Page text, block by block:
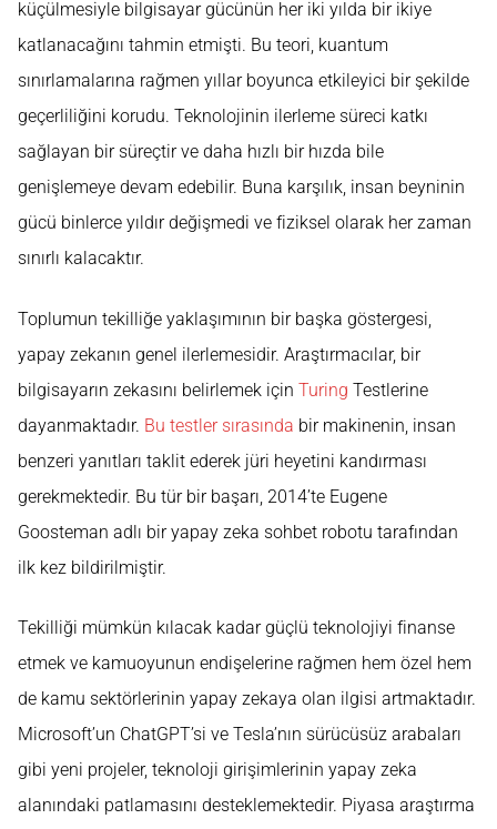
küçülmesiyle bilgisayar gücünün her iki yılda bir ikiye
katlanacağını tahmin etmişti. Bu teori, kuantum
sınırlamalarına rağmen yıllar boyunca etkileyici bir şekilde
geçerliliğini korudu. Teknolojinin ilerleme süreci katkı
sağlayan bir süreçtir ve daha hızlı bir hızda bile
genişlemeye devam edebilir. Buna karşılık, insan beyninin
gücü binlerce yıldır değişmedi ve fiziksel olarak her zaman
sınırlı kalacaktır.
Toplumun tekilliğe yaklaşımının bir başka göstergesi,
yapay zekanın genel ilerlemesidir. Araştırmacılar, bir
bilgisayarın zekasını belirlemek için Turing Testlerine
dayanmaktadır. Bu testler sırasında bir makinenin, insan
benzeri yanıtları taklit ederek jüri heyetini kandırması
gerekmektedir. Bu tür bir başarı, 2014’te Eugene
Goosteman adlı bir yapay zeka sohbet robotu tarafından
ilk kez bildirilmiştir.
Tekilliği mümkün kılacak kadar güçlü teknolojiyi finanse
etmek ve kamuoyunun endişelerine rağmen hem özel hem
de kamu sektörlerinin yapay zekaya olan ilgisi artmaktadır.
Microsoft’un ChatGPT’si ve Tesla’nın sürücüsüz arabaları
gibi yeni projeler, teknoloji girişimlerinin yapay zeka
alanındaki patlamasını desteklemektedir. Piyasa araştırma